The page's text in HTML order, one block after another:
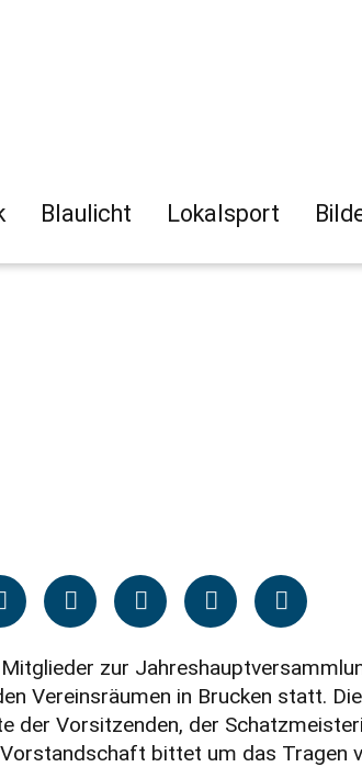
Blaulicht Lokalsport
zur
Vereinsräumen in Brucken statt.
der Vorsitzenden, der
bittet um das Tragen